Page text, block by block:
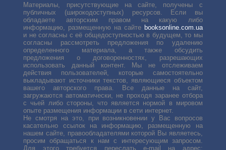
Материалы, присутствующие на сайте, получены с
публичных (широкодоступных) ресурсов. Если вы
обладаете авторским правом на какую либо
информацию, размещенную на сайте booksonline.com.ua
и не согласны с её общедоступностью в будущем, то мы
согласны рассмотреть предложения по удалению
определенного материала, а также обсудить
предложения о договоренностях, разрешающих
использовать данный контент. Мы не отслеживаем
действия пользователей, которые самостоятельно
выкладывают источники текстов, являющиеся объектом
вашего авторского права. Все данные на сайт,
загружаются автоматически, не проходя заранее отбора
с чьей либо стороны, что является нормой в мировом
опыте размещения информации в сети интернет.
Не смотря на это, при возникновении у Вас вопросов
касательно ссылок на информацию, размещенную на
нашем сайте, правообладателями которой Вы являетесь,
просим обращаться к нам с интересующим запросом.
Для этого требуется переслать е-mail на адрес: